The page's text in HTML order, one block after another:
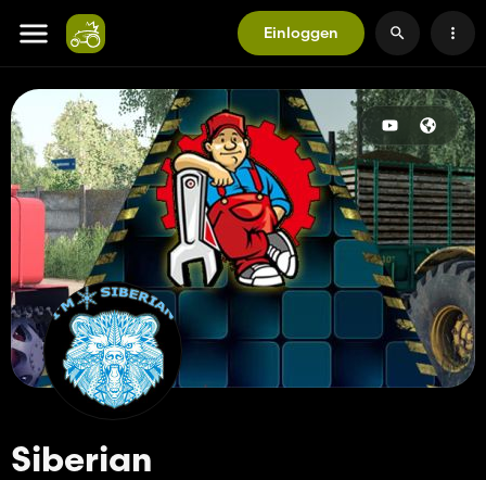
Einloggen
Siberian